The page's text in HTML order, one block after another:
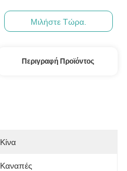
Μιλήστε Τώρα.
Περιγραφή Προϊόντος
Κίνα
Καναπές